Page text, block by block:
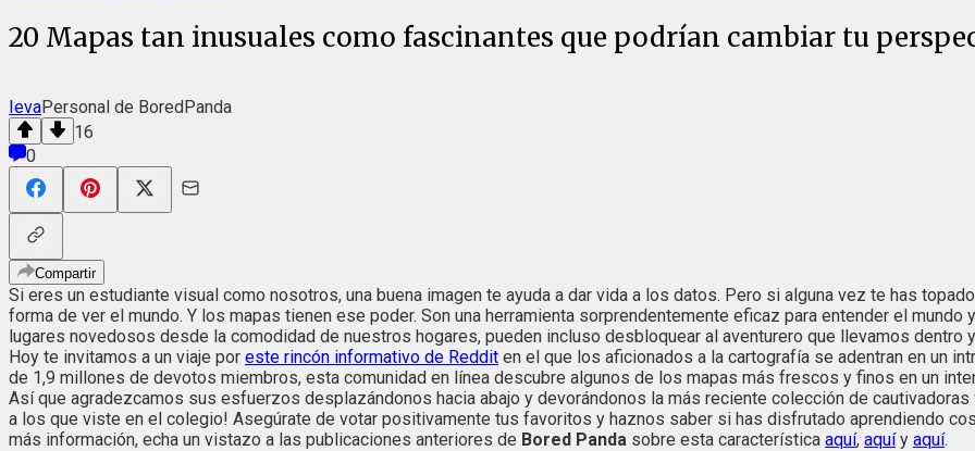
20 Mapas tan inusuales como fascinantes que podrían cambiar tu
IevaPersonal de BoredPanda
16
0
Compartir
Si eres un estudiante visual como nosotros, una buena imagen te ayuda a dar vida a los datos. Pero si alguna vez te has
forma de ver el mundo. Y los mapas tienen ese poder. Son una herramienta sorprendentemente eficaz para entender el
lugares novedosos desde la comodidad de nuestros hogares, pueden incluso desbloquear al aventurero que llevamos dentro
Hoy te invitamos a un viaje por este rincón informativo de Reddit en el que los aficionados a la cartografía se adentran en un
de 1,9 millones de devotos miembros, esta comunidad en línea descubre algunos de los mapas más frescos y finos en un
Así que agradezcamos sus esfuerzos desplazándonos hacia abajo y devorándonos la más reciente colección de
a los que viste en el colegio! Asegúrate de votar positivamente tus favoritos y haznos saber si has disfrutado aprendiendo
más información, echa un vistazo a las publicaciones anteriores de Bored Panda sobre esta característica aquí, aquíy aquí.